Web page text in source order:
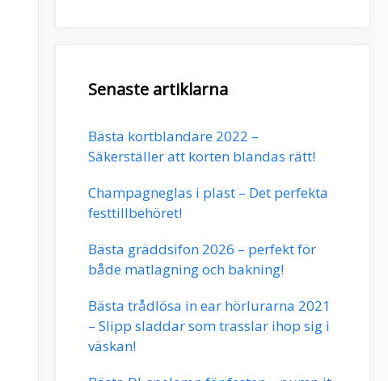
Senaste artiklarna
Bästa kortblandare 2022 –
Säkerställer att korten blandas rätt!
Champagneglas i plast – Det perfekta
festtillbehöret!
Bästa gräddsifon 2026 – perfekt för
både matlagning och bakning!
Bästa trådlösa in ear hörlurarna 2021
– Slipp sladdar som trasslar ihop sig i
väskan!